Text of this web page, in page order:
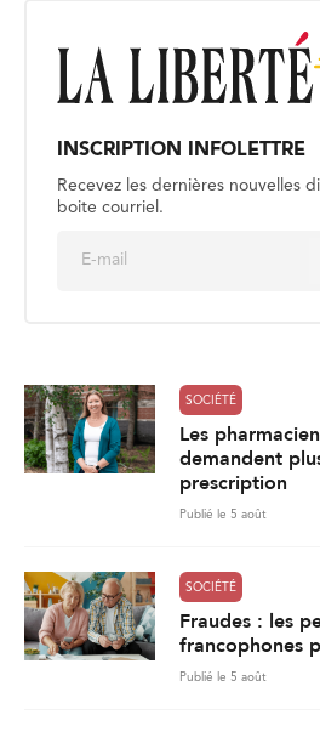
INSCRIPTION INFOLETTRE
Recevez les dernières nouvelles
boite courriel.
SOCIÉTÉ
Les
demandent
prescription
Publié le 5 août
SOCIÉTÉ
Fraudes : les
francophones
Publié le 5 août